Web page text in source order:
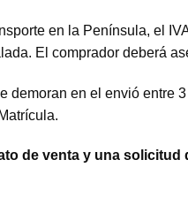
en la Península, el
El comprador deberá
demoran en el envió
de venta y una